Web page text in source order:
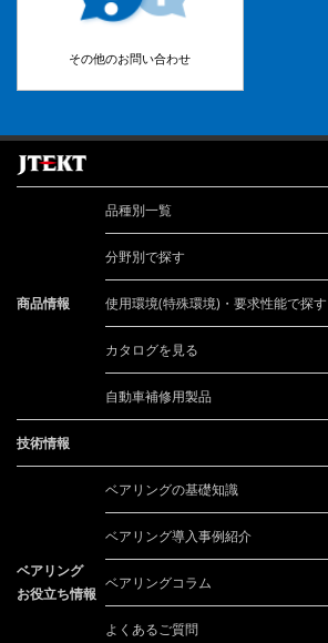
その他のお問い合わせ
商品情報
品種別一覧
分野別で探す
使用環境(特殊環境)・要求性能で探す
カタログを見る
自動車補修用製品
技術情報
ベアリング
お役立ち情報
ベアリングの基礎知識
ベアリング導入事例紹介
ベアリングコラム
よくあるご質問